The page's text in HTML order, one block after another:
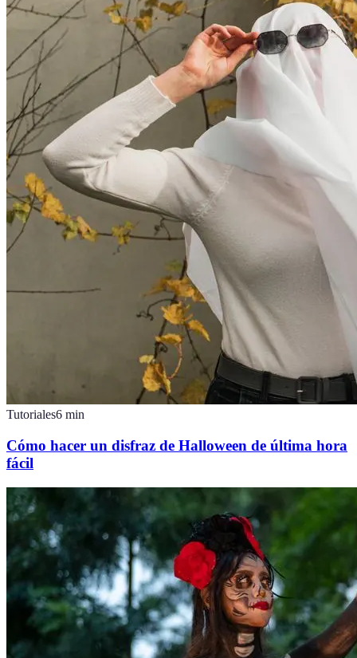
Tutoriales6 min
Cómo hacer un disfraz de Halloween de última hora
fácil